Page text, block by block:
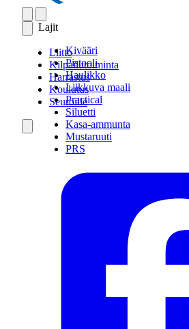
Lajit
Kivääri
Pistooli
Haulikko
Liikkuva maali
Practical
Siluetti
Kasa-ammunta
Mustaruuti
PRS
Liitto
Kilpailutoiminta
Harrastus
Koulutus
Seuroille